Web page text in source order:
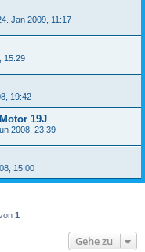
Jan 2009, 11:17
15:29
19:42
19J
2008, 23:39
15:00
1
Gehe zu